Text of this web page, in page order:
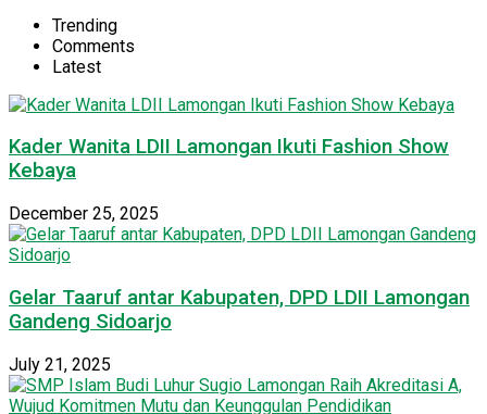
Trending
Comments
Latest
Kader Wanita LDII Lamongan Ikuti Fashion Show
Kebaya
December 25, 2025
Gelar Taaruf antar Kabupaten, DPD LDII Lamongan
Gandeng Sidoarjo
July 21, 2025